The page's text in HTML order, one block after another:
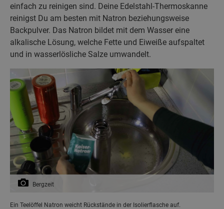
einfach zu reinigen sind. Deine Edelstahl-Thermoskanne
reinigst Du am besten mit Natron beziehungsweise
Backpulver. Das Natron bildet mit dem Wasser eine
alkalische Lösung, welche Fette und Eiweiße aufspaltet
und in wasserlösliche Salze umwandelt.
Bergzeit
Ein Teelöffel Natron weicht Rückstände in der Isolierflasche auf.